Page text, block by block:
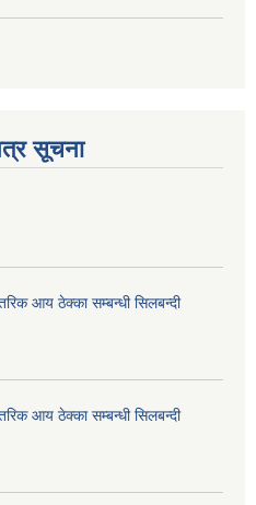
सूचना
आय ठेक्का सम्बन्धी सिलबन्दी
आय ठेक्का सम्बन्धी सिलबन्दी